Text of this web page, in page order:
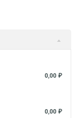
0,00 ₽
0,00 ₽